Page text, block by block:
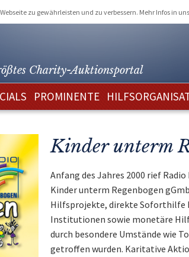
zu gewährleisten und zu verbessern. Mehr Infos in
Charity-Auktionsportal
PROMINENTE
Kinder unterm
Anfang des Jahres 2000 rief
Kinder unterm Regenbogen
Hilfsprojekte, direkte Soforthilfe
Institutionen sowie monetäre
durch besondere Umstände wie
getroffen wurden. Karitative